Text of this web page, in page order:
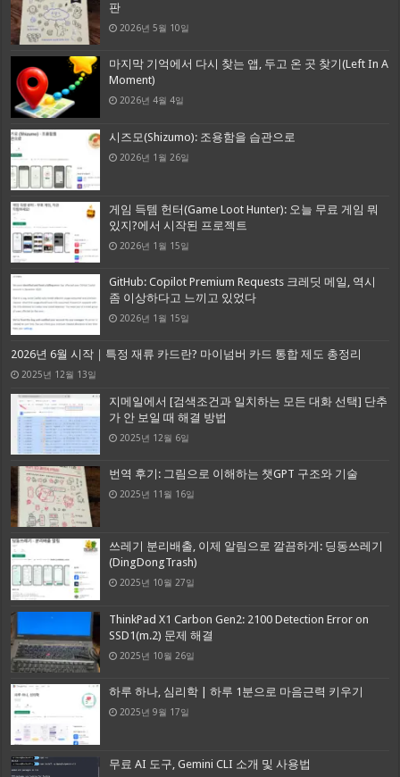
판
2026년 5월 10일
마지막 기억에서 다시 찾는 앱, 두고 온 곳 찾기(Left In A
Moment)
2026년 4월 4일
시즈모(Shizumo): 조용함을 습관으로
2026년 1월 26일
게임 득템 헌터(Game Loot Hunter): 오늘 무료 게임 뭐
있지?에서 시작된 프로젝트
2026년 1월 15일
GitHub: Copilot Premium Requests 크레딧 메일, 역시
좀 이상하다고 느끼고 있었다
2026년 1월 15일
2026년 6월 시작｜특정 재류 카드란? 마이넘버 카드 통합 제도 총정리
2025년 12월 13일
지메일에서 [검색조건과 일치하는 모든 대화 선택] 단추
가 안 보일 때 해결 방법
2025년 12월 6일
번역 후기: 그림으로 이해하는 챗GPT 구조와 기술
2025년 11월 16일
쓰레기 분리배출, 이제 알림으로 깔끔하게: 딩동쓰레기
(DingDongTrash)
2025년 10월 27일
ThinkPad X1 Carbon Gen2: 2100 Detection Error on
SSD1(m.2) 문제 해결
2025년 10월 26일
하루 하나, 심리학 | 하루 1분으로 마음근력 키우기
2025년 9월 17일
무료 AI 도구, Gemini CLI 소개 및 사용법